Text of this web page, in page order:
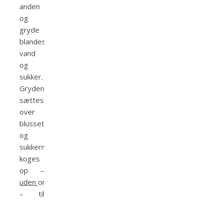
anden
og
gryde
blandes
vand
og
sukker.
Gryden
sættes
over
blusset
og
sukkermassen
koges
op –
uden omrøring
– til